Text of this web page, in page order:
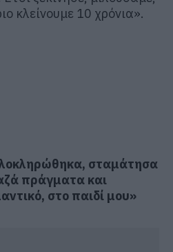
κλείνουμε 10 χρόνια».
σταμάτησα
πράγματα και
στο παιδί μου»